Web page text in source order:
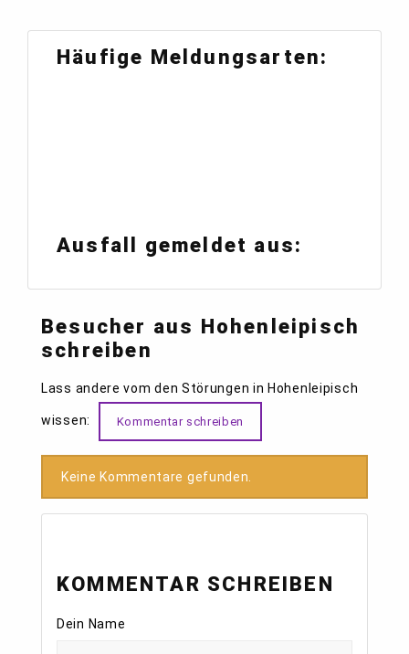
Häufige Meldungsarten:
Ausfall gemeldet aus:
Besucher aus Hohenleipisch
schreiben
Lass andere vom den Störungen in Hohenleipisch
wissen: Kommentar schreiben
Keine Kommentare gefunden.
KOMMENTAR SCHREIBEN
Dein Name